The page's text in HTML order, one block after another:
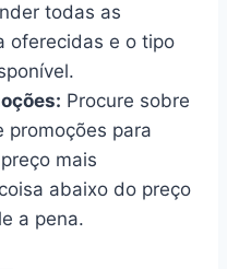
todas as
oferecidas e o tipo
Procure sobre
promoções para
mais
abaixo do preço
a pena.